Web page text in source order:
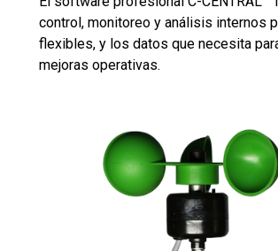
control, monitoreo y análisis internos
flexibles, y los datos que necesita
mejoras operativas.